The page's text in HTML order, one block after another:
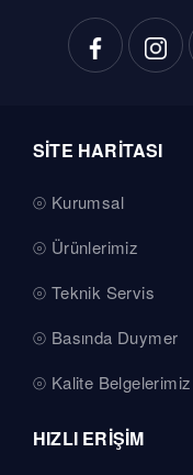
SİTE HARİTASI
Kurumsal
Ürünlerimiz
Teknik Servis
Basında Duymer
Kalite Belgelerimiz
HIZLI ERİŞİM